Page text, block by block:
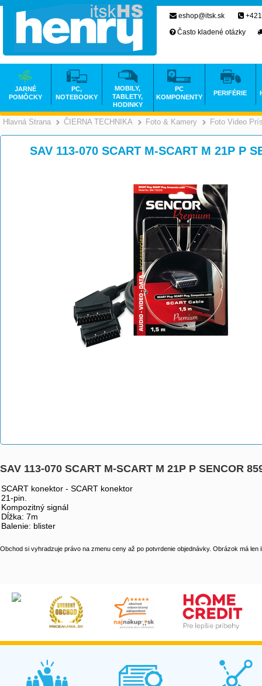
Hlavná Strana >
ČIERNA TECHNIKA >
Foto & Kamery Foto Video
SAV 113-070 SCART M-SCART M 21P P
SAV 113-070 SCART M-SCART M 21P P SENCOR
SCART konektor - SCART konektor
21-pin.
Kompozitný signál
Dĺžka: 7m
Balenie: blister
Obchod si vyhradzuje právo na zmenu ceny až po potvrdenie objednávky. Obrázok má len
eshop@itsk.sk
Často kladené otázky
JARNÉ
POMÔCKY
PC,
NOTEBOOKY
MOBILY,
TABLETY,
HODINKY
PC
KOMPONENTY
PERIFÉRIE